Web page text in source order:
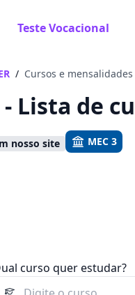
Teste Vocacional
no caminho ideal para
/ Cursos e mensalidades
- Lista de
nosso site MEC 3
curso quer estudar?